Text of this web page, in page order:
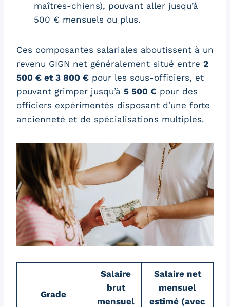
maîtres-chiens), pouvant aller jusqu’à
500 € mensuels ou plus.
Ces composantes salariales aboutissent à un
revenu GIGN net généralement situé entre 2
500 € et 3 800 € pour les sous-officiers, et
pouvant grimper jusqu’à 5 500 € pour des
officiers expérimentés disposant d’une forte
ancienneté et de spécialisations multiples.
Grade
Salaire
brut
mensuel
Salaire net
mensuel
estimé (avec